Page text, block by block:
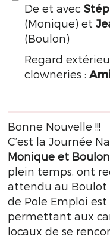
De et avec
(Monique) et
(Boulon)
Regard
clowneries :
Bonne Nouvelle !!!
C’est la Journée
Monique et Boulon
plein temps, ont
attendu au Boulot
de Pole Emploi
permettant aux
locaux de se